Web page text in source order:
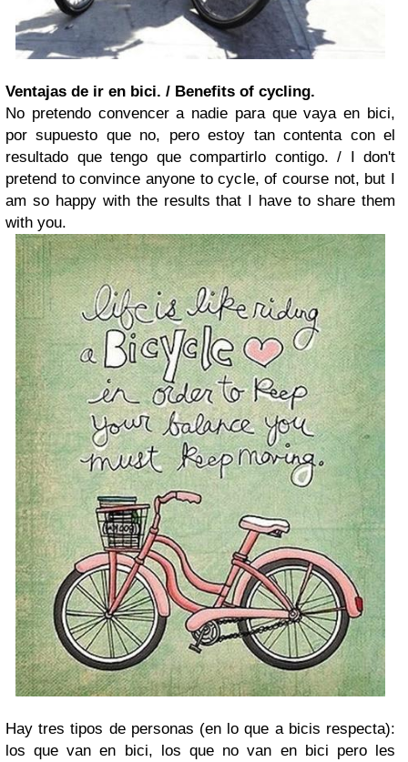
Ventajas de ir en bici. / Benefits of cycling.
No pretendo convencer a nadie para que vaya en bici,
por supuesto que no, pero estoy tan contenta con el
resultado que tengo que compartirlo contigo. / I don't
pretend to convince anyone to cycle, of course not, but I
am so happy with the results that I have to share them
with you.
Hay tres tipos de personas (en lo que a bicis respecta):
los que van en bici, los que no van en bici pero les